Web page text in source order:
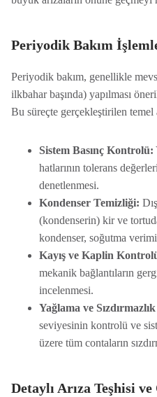
Periyodik Bakım
Periyodik bakım, genellikle
ilkbahar başında) yapılması
Bu süreçte gerçekleştirilen temel
Sistem Basınç Kontrolü:
hatlarının tolerans
denetlenmesi.
Kondenser Temizliği:
(kondenserin) kir ve
kondenser, soğutma
Kayış ve Kaplin
mekanik bağlantıların
incelenmesi.
Yağlama ve
seviyesinin kontrolü ve
üzere tüm contaların
Detaylı Arıza Teşhisi ve